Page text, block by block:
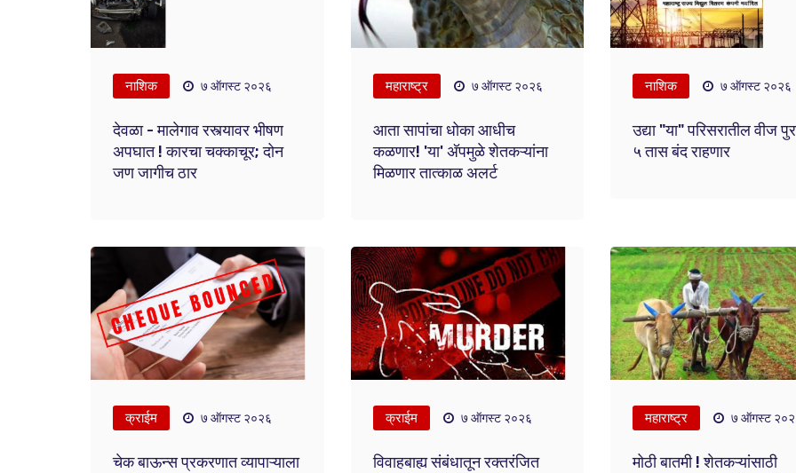
नाशिक ७ ऑगस्ट २०२६
देवळा - मालेगाव रस्त्यावर भीषण
अपघात ! कारचा चक्काचूर; दोन
जण जागीच ठार
महाराष्ट्र ७ ऑगस्ट २०२६
आता सापांचा धोका आधीच
कळणार! 'या' अ‍ॅपमुळे शेतकऱ्यांना
मिळणार तात्काळ अलर्ट
नाशिक ७ ऑगस्ट २०२६
उद्या "या" परिसरातील वीज
५ तास बंद राहणार
क्राईम ७ ऑगस्ट २०२६
चेक बाऊन्स प्रकरणात व्यापाऱ्याला
क्राईम ७ ऑगस्ट २०२६
विवाहबाह्य संबंधातून रक्तरंजित
महाराष्ट्र ७ ऑगस्ट
मोठी बातमी ! शेतकऱ्यांसाठी